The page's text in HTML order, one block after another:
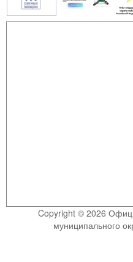
Copyright © 2026
муниципального